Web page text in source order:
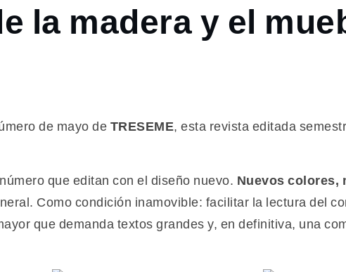
la madera y el
de mayo de TRESEME, esta revista editada
que editan con el diseño nuevo. Nuevos colores,
Como condición inamovible: facilitar la lectura del
que demanda textos grandes y, en definitiva, una